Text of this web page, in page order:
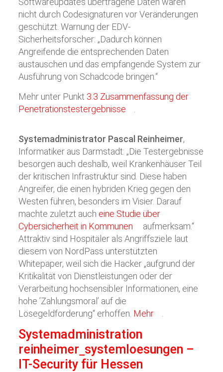
nicht durch Codesignaturen vor Veränderungen
geschützt. Warnung der EDV-
Sicherheitsforscher: „Dadurch können
Angreifende die entsprechenden Daten
austauschen und das empfangende System zur
Ausführung von Schadcode bringen.“
Mehr unter Punkt 3.3 Zusammenfassung der
Penetrationstestergebnisse
Systemadministrator Pascal Reinheimer,
Informatiker aus Darmstadt: „Die Testergebnisse
besorgen auch deshalb, weil Krankenhäuser Teil
der kritischen Infrastruktur sind. Diese haben
Angreifer, die einen hybriden Krieg gegen den
Westen führen, besonders im Visier. Darauf
machte zuletzt auch eine Studie über
Cybersicherheit in Kommunen
aufmerksam.“
Attraktiv sind Hospitäler als Angriffsziele laut
diesem von NordPass unterstützten
Whitepaper, weil sich die Hacker „aufgrund der
Kritikalität von Dienstleistungen oder der
Verarbeitung hochsensibler Informationen, eine
hohe ’Zahlungsmoral’ auf die
Lösegeldforderung“ erhoffen. Mehr
Systemadministration
reinheimer systemloesungen –
IT-Security für Hessen